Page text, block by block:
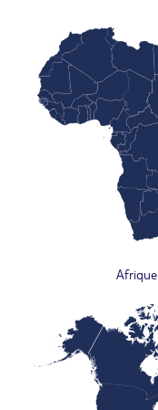
Afrique